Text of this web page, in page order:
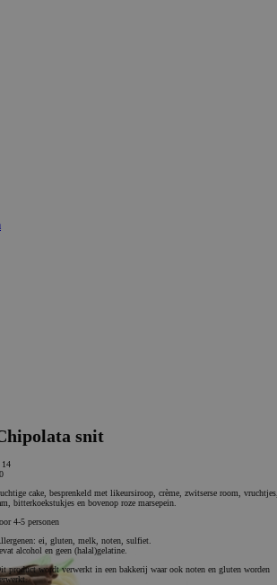
snit
14
cake, besprenkeld met likeursiroop, crème, zwitserse room, vruchtjes,
bitterkoekstukjes en bovenop roze marsepein.
4-5 personen
ei, gluten, melk, noten, sulfiet.
alcohol en geen (halal)gelatine.
product wordt verwerkt in een bakkerij waar ook noten en gluten worden